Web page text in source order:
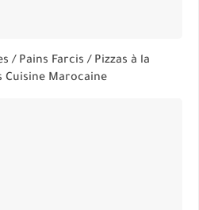
/ Pains Farcis / Pizzas à la
Cuisine Marocaine